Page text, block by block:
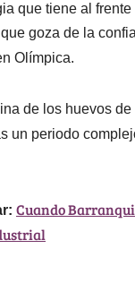
que tiene al
goza de la
Olímpica.
de los huevos
un periodo
Cuando